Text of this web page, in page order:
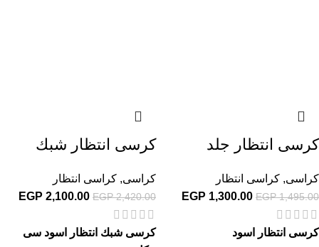
كرسى انتظار جلد
كراسى, كراسى انتظار
EGP1,495.00
EGP 1,300.00
كرسى انتظار اسود
كرسى انتظار شبك
كراسى, كراسى انتظار
EGP2,420.00
EGP 2,100.00
كرسى شبك انتظار اسود سى